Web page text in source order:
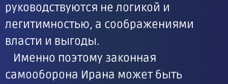
руководствуются не логикой и
легитимностью, а соображениями
власти и выгоды.
Именно поэтому законная
самооборона Ирана может быть